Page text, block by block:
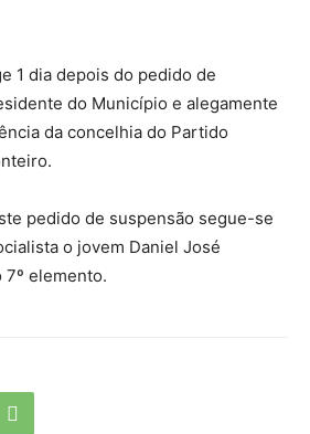
1 dia depois do pedido de
do Município e alegamente
da concelhia do Partido
pedido de suspensão segue-se
o jovem Daniel José
7º elemento.